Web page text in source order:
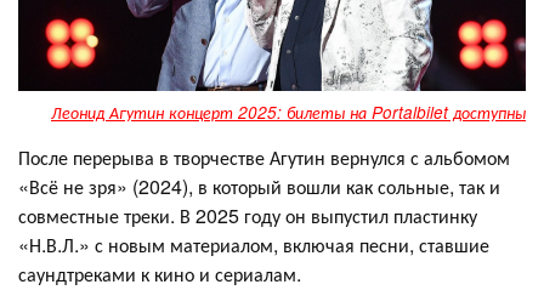
Леонид Агутин концерт 2025: билеты на Portalbilet доступны
После перерыва в творчестве Агутин вернулся с альбомом
«Всё не зря» (2024), в который вошли как сольные, так и
совместные треки. В 2025 году он выпустил пластинку
«Н.В.Л.» с новым материалом, включая песни, ставшие
саундтреками к кино и сериалам.